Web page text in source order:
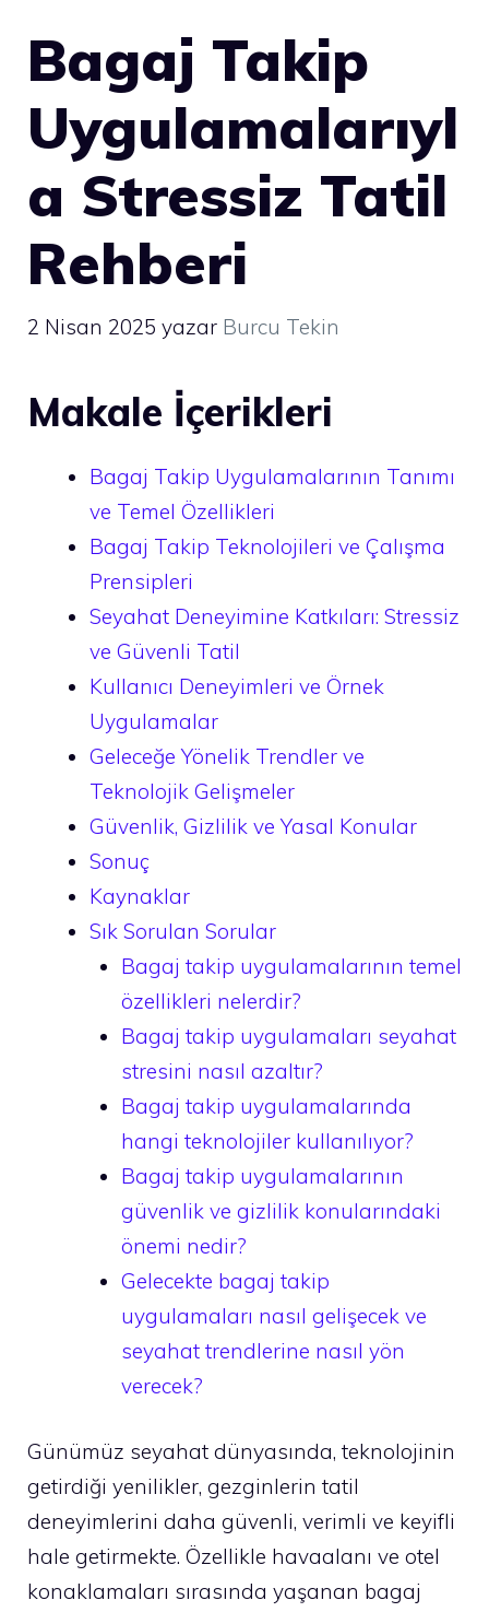
Bagaj Takip
Uygulamalarıyl
a Stressiz Tatil
Rehberi
2 Nisan 2025 yazar Burcu Tekin
Makale İçerikleri
Bagaj Takip Uygulamalarının Tanımı
ve Temel Özellikleri
Bagaj Takip Teknolojileri ve Çalışma
Prensipleri
Seyahat Deneyimine Katkıları: Stressiz
ve Güvenli Tatil
Kullanıcı Deneyimleri ve Örnek
Uygulamalar
Geleceğe Yönelik Trendler ve
Teknolojik Gelişmeler
Güvenlik, Gizlilik ve Yasal Konular
Sonuç
Kaynaklar
Sık Sorulan Sorular
Bagaj takip uygulamalarının temel
özellikleri nelerdir?
Bagaj takip uygulamaları seyahat
stresini nasıl azaltır?
Bagaj takip uygulamalarında
hangi teknolojiler kullanılıyor?
Bagaj takip uygulamalarının
güvenlik ve gizlilik konularındaki
önemi nedir?
Gelecekte bagaj takip
uygulamaları nasıl gelişecek ve
seyahat trendlerine nasıl yön
verecek?
Günümüz seyahat dünyasında, teknolojinin
getirdiği yenilikler, gezginlerin tatil
deneyimlerini daha güvenli, verimli ve keyifli
hale getirmekte. Özellikle havaalanı ve otel
konaklamaları sırasında yaşanan bagaj